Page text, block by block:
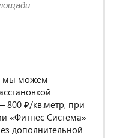
мы можем
800 ₽/кв.метр, при
«Фитнес Система»
дополнительной